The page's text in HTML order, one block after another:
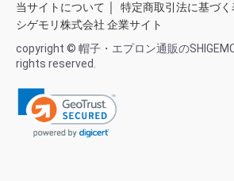
当サイトについて 特定商取引法に基づく
シゲモリ株式会社 企業サイト
copyright © 帽子・エプロン通販の
rights reserved.